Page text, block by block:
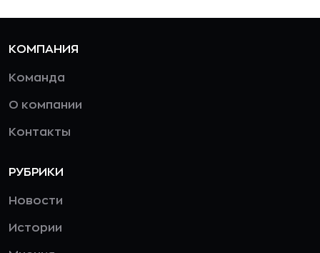
КОМПАНИЯ
Команда
О компании
Контакты
РУБРИКИ
Новости
Истории